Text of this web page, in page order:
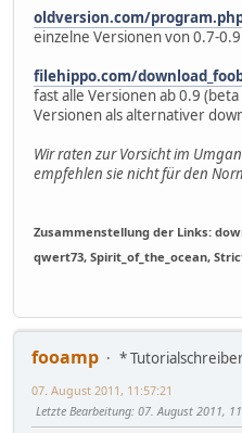
oldversion.com/
einzelne Versionen von 0.7-
filehippo.com/
fast alle Versionen ab 0.9
Versionen als alternativer
Wir raten zur Vorsicht im
empfehlen sie nicht für den
Zusammenstellung der Links:
qwert73, Spirit_of_the_ocean,
fooamp *
07. August 2011, 11:57:21
Letzte Bearbeitung: 07. August 2011,